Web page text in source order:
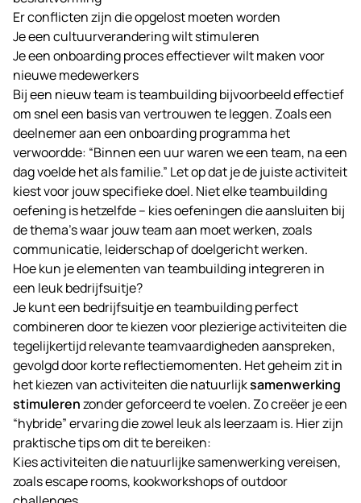
Er conflicten zijn die opgelost moeten worden
Je een cultuurverandering wilt stimuleren
Je een onboarding proces effectiever wilt maken voor
nieuwe medewerkers
Bij een nieuw team is teambuilding bijvoorbeeld effectief
om snel een basis van vertrouwen te leggen. Zoals een
deelnemer aan een onboarding programma het
verwoordde: “Binnen een uur waren we een team, na een
dag voelde het als familie.” Let op dat je de juiste activiteit
kiest voor jouw specifieke doel. Niet elke teambuilding
oefening is hetzelfde – kies oefeningen die aansluiten bij
de thema’s waar jouw team aan moet werken, zoals
communicatie, leiderschap of doelgericht werken.
Hoe kun je elementen van teambuilding integreren in
een leuk bedrijfsuitje?
Je kunt een bedrijfsuitje en teambuilding perfect
combineren door te kiezen voor plezierige activiteiten die
tegelijkertijd relevante teamvaardigheden aanspreken,
gevolgd door korte reflectiemomenten. Het geheim zit in
het kiezen van activiteiten die natuurlijksamenwerking
stimulerenzonder geforceerd te voelen. Zo creëer je een
“hybride” ervaring die zowel leuk als leerzaam is. Hier zijn
praktische tips om dit te bereiken:
Kies activiteiten die natuurlijke samenwerking vereisen,
zoals escape rooms, kookworkshops of outdoor